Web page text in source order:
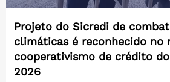
Projeto do Sicredi de
climáticas é reconhecido no
cooperativismo de crédito
2026